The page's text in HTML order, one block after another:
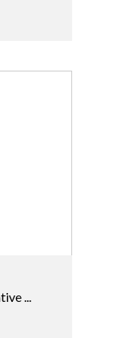
...